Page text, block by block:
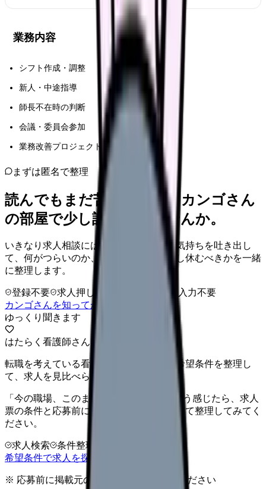
業務内容
シフト作成・調整
新人・中途指導
師長不在時の判断
会議・委員会参加
業務改善プロジェクト
まずは匿名で整理
読んでもまだ苦しいなら、カンゴさん
の部屋で少し話してみませんか。
いきなり求人相談には進みません。今の気持ちを吐き出し
て、何がつらいのか、辞めるべきか、少し休むべきかを一緒
に整理します。
登録不要 求人押し売りなし
病院名は入力不要
カンゴさんを知ってから相談する
ゆっくり聞きます
はたらく看護師さん 求人
転職を考えている看護師さんへ。まずは希望条件を整理し
て、求人を見比べられます。
「今の職場、このままでいいのかな...」そう感じたら、求人
票の条件と応募前に確認したい不安を分けて整理してみてく
ださい。
求人検索 条件整理
希望条件で求人を探す
※ 応募前に掲載元の最新情報を確認してください